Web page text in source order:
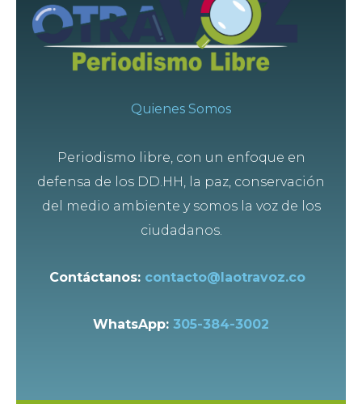
Quienes Somos
Periodismo libre, con un enfoque en
defensa de los DD.HH, la paz, conservación
del medio ambiente y somos la voz de los
ciudadanos.
Contáctanos: contacto@laotravoz.co
WhatsApp: 305-384-3002